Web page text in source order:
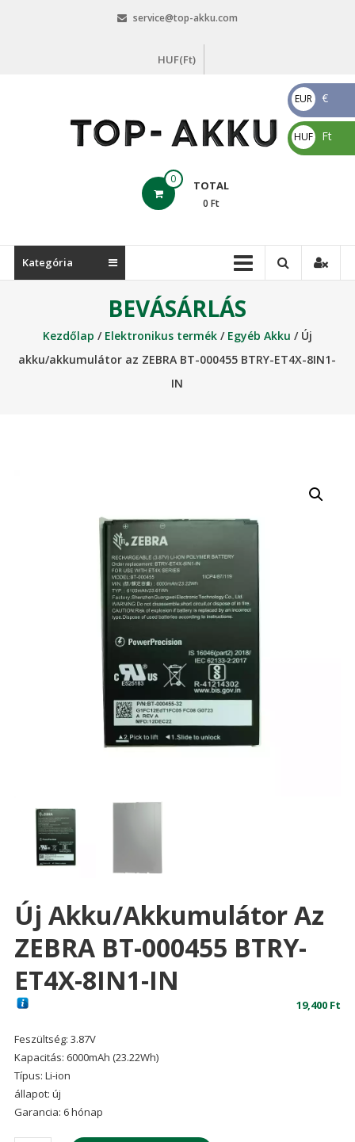
service@top-akku.com
HUF(Ft)
akku.com
0 TOTAL
0 Ft
Kategória
BEVÁSÁRLÁS
Kezdőlap / Elektronikus termék/ Egyéb Akku / Új
akku/akkumulátor az ZEBRA BT-000455 BTRY-ET4X-8IN1-
IN
Új Akku/akkumulátor Az
ZEBRA BT-000455 BTRY-
ET4X-8IN1-IN
19,400 Ft
Feszültség: 3.87V
Kapacitás: 6000mAh (23.22Wh)
Típus: Li-ion
állapot: új
Garancia: 6 hónap
EUR
€
€
HUF
Ft
Ft